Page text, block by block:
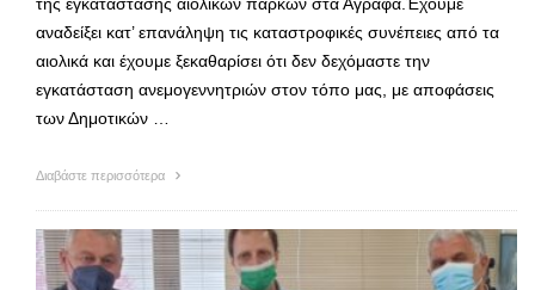
αναδείξει κατ’ επανάληψη τις καταστροφικές συνέπειες από τα
αιολικά και έχουμε ξεκαθαρίσει ότι δεν δεχόμαστε την
εγκατάσταση ανεμογεννητριών στον τόπο μας, με αποφάσεις
των Δημοτικών …
Διαβάστε περισσότερα